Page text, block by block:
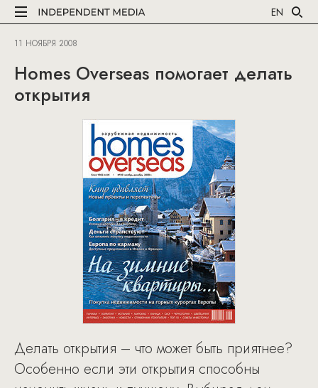
EN
11 НОЯБРЯ 2008
Homes Overseas помогает делать
открытия
Делать открытия – что может быть приятнее?
Особенно если эти открытия способны